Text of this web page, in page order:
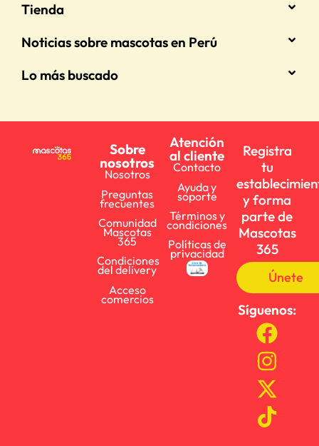
Tienda
Noticias sobre mascotas en Perú
Lo más buscado
Sobre
nosotros
Nosotros
Preguntas
frecuentes
Comunidad
Mascotas
365
Condiciones
del delivery
Acceso
comercios
Atención
al cliente
Contacto
Ayuda y
soporte
Términos y
condiciones
Políticas de
privacidad
Registra
tu
y forma
parte de
Mascotas
365
Únete
Síguenos: